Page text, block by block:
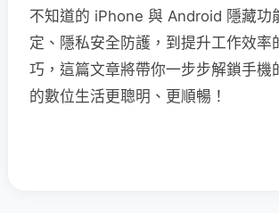
不知道的 iPhone 與 Android 隱藏功
定、隱私安全防護，到提升工作效率
巧，這篇文章將帶你一步步解鎖手機
的數位生活更聰明、更順暢！